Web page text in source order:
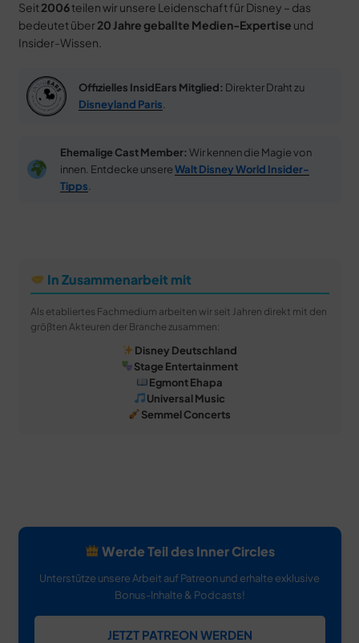
Seit 2006teilen wir unsere Leidenschaft für Disney – das
bedeutet über 20 Jahre geballte Medien-Expertise und
Insider-Wissen.
Offizielles InsidEars Mitglied: Direkter Draht zu
Disneyland Paris
Ehemalige Cast Member: Wir kennen die Magie von
innen. Entdecke unsereWalt Disney World Insider-
Tipps
In Zusammenarbeit mit
Als etabliertes Fachmedium arbeiten wir seit Jahren direkt mit den
größten Akteuren der Branche zusammen:
Disney Deutschland
Stage Entertainment
Egmont Ehapa
Universal Music
Semmel Concerts
Werde Teil des Inner Circles
Unterstütze unsere Arbeit auf Patreon und erhalte exklusive
Bonus-Inhalte & Podcasts!
JETZT PATREON WERDEN